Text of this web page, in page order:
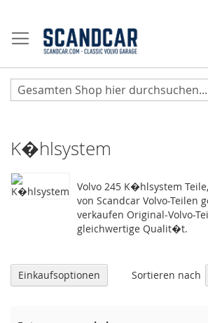
Inhalt
springen
K�hlsystem
Volvo 245 K�hlsystem
von Scandcar Volvo-Teilen
verkaufen Original-Volvo-
gleichwertige Qualit�t.
Sortieren nach
Einkaufsoptionen